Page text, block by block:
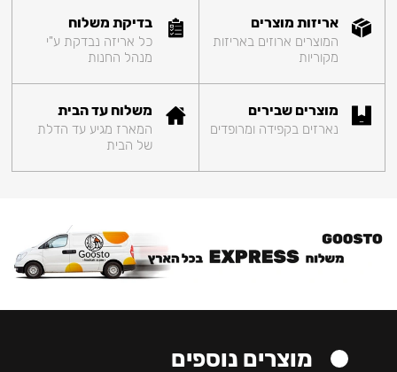
אריזות מוצרים
המוצרים ארוזים באריזות
מקוריות
בדיקת משלוח
כל אריזה נבדקת ע"י
מנהל החנות
מוצרים שבירים
נארזים בקפידה ומרופדים
משלוח עד הבית
המארז מגיע עד הדלת
של הבית
מוצרים נוספים